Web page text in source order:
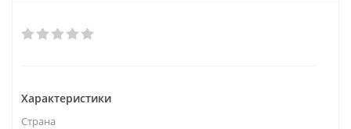
Характеристики
Страна